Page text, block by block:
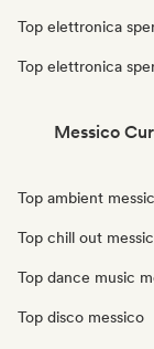
Top elettronica
Top elettronica
Messico
Top ambient
Top chill out
Top dance music
Top disco messico